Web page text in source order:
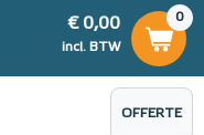
0
€ 0,00
incl. BTW
OFFERTE